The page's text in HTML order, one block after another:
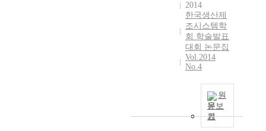
2014
한국생산제
조시스템학
회 학술발표
대회 논문집
Vol.2014
No.4
원
문보
기